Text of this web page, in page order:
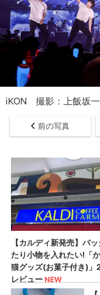
iKON 撮影：上飯坂一
前の写真